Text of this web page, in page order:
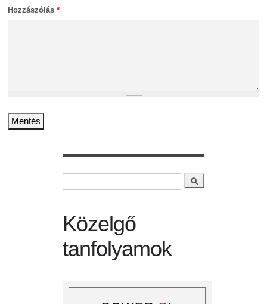
Hozzászólás*
Keresés
Közelgő
tanfolyamok